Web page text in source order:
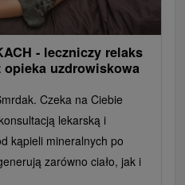
- leczniczy relaks
opieka uzdrowiskowa
Czeka na Ciebie
lekarską i
kąpieli mineralnych po
zarówno ciało, jak i